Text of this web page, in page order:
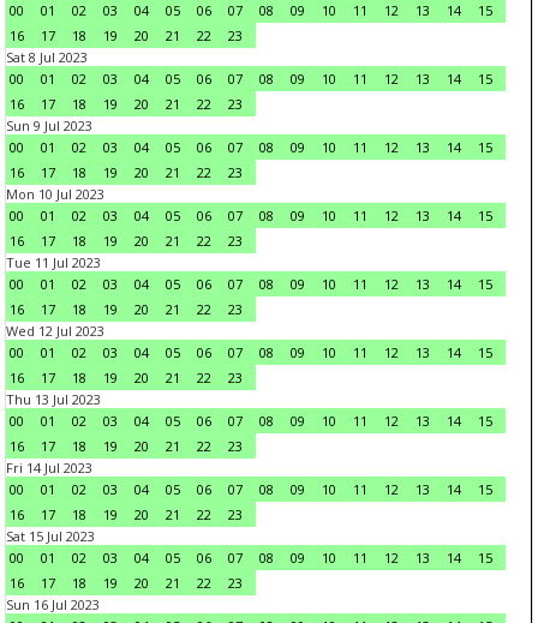
00
01 02 03 04 05 06 07 08 09 10 11 12 13 14
15
16
17 18 19 20 21 22
23
Sat 8 Jul 2023
00
01 02 03 04 05 06 07 08 09 10 11 12 13 14
15
16
17 18 19 20 21 22
23
Sun 9 Jul 2023
00
01 02 03 04 05 06 07 08 09 10 11 12 13 14
15
16
17 18 19 20 21 22
23
Mon 10 Jul 2023
00
01 02 03 04 05 06 07 08 09 10 11 12 13 14
15
16
17 18 19 20 21 22
23
Tue 11 Jul 2023
00
01 02 03 04 05 06 07 08 09 10 11 12 13 14
15
16
17 18 19 20 21 22
23
Wed 12 Jul 2023
00
01 02 03 04 05 06 07 08 09 10 11 12 13 14
15
16
17 18 19 20 21 22
23
Thu 13 Jul 2023
00
01 02 03 04 05 06 07 08 09 10 11 12 13 14
15
16
17 18 19 20 21 22
23
Fri 14 Jul 2023
00
01 02 03 04 05 06 07 08 09 10 11 12 13 14
15
16
17 18 19 20 21 22
23
Sat 15 Jul 2023
00
01 02 03 04 05 06 07 08 09 10 11 12 13 14
15
16
17 18 19 20 21 22
23
Sun 16 Jul 2023